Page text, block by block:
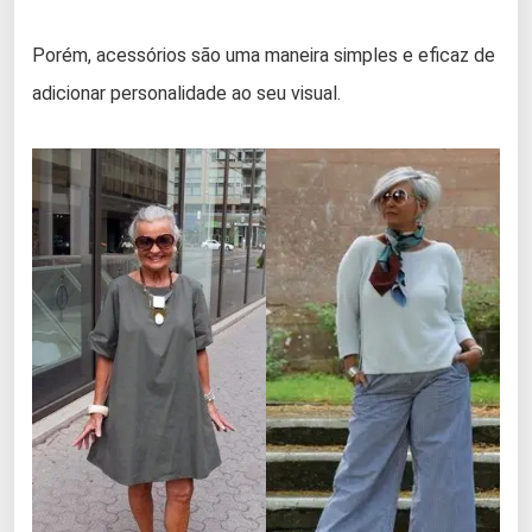
Porém, acessórios são uma maneira simples e eficaz de
adicionar personalidade ao seu visual.